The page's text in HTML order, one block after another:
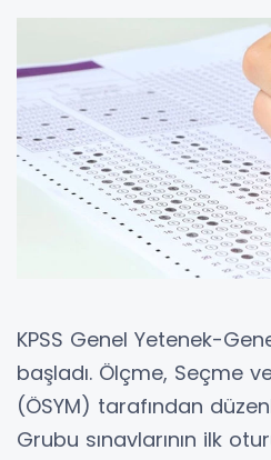
KPSS Genel Yetenek-
başladı. Ölçme, Seçme
(ÖSYM) tarafından
Grubu sınavlarının ilk